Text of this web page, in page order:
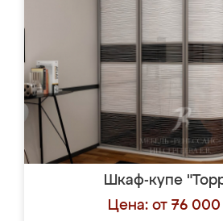
Шкаф-купе
Цена: от 76 000